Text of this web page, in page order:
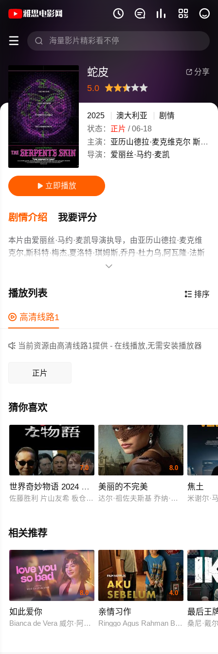
    
 
《蛇皮》(2025)澳大利亚英语高清电影
 分享
蛇皮
5.0
很差
较差还行推荐力荐
2025 澳大利亚
剧情
状态： 正片 /06-18
主演： 亚历山德拉·麦克维克尔 斯科特·梅杰
导演： 爱丽丝·马约·麦凯
 立即播放
剧情介绍 我要评分
本片由爱丽丝·马约·麦凯导演执导，由亚历山德拉·麦克维
克尔,斯科特·梅杰,夏洛特·琪姆斯,乔丹·杜力乌,阿瓦隆·法斯
奇,Alyssa,Peters等主演，故事情节跌岩起伏、扣人心弦，
在城市相依为命。她意外觉醒超能力，结识同具超能力的
珍为音乐人丹尼纹制的蛇形纹身意外召唤恶魔，附身丹尼
后开始吸食身边人的灵魂，安娜与珍必须联手运用能力对
抗恶魔，守护彼此与身边人。
作为一部 上映的剧情电影，在当期同类题材影片中具有一
定的看点，在演员表现和剧情架构上也都有不错的亮点，
剧情紧凑，角色塑造鲜明，适合喜欢剧情类电影的观众观

 排序
播放列表
 高清线路1
 当前资源由高清线路1提供 - 在线播放,无需安装播放器
正片
猜你喜欢
7.0
世界奇妙物语 2024 冬季特别篇
佐藤胜利 片山友希 板仓武志 尾上松也 津田宽治 Fenix D'Joan
8.0
美丽的不完美
达尔·祖佐夫斯基 乔纳·豪尔-金 山姆
焦土
米谢尔·
相关推荐
8.0
如此爱你
Bianca de Vera 威尔·阿什利·德莱昂
4.0
亲情习作
Ringgo Agus Rahman Bima Sena
最后王
桑尼·戴